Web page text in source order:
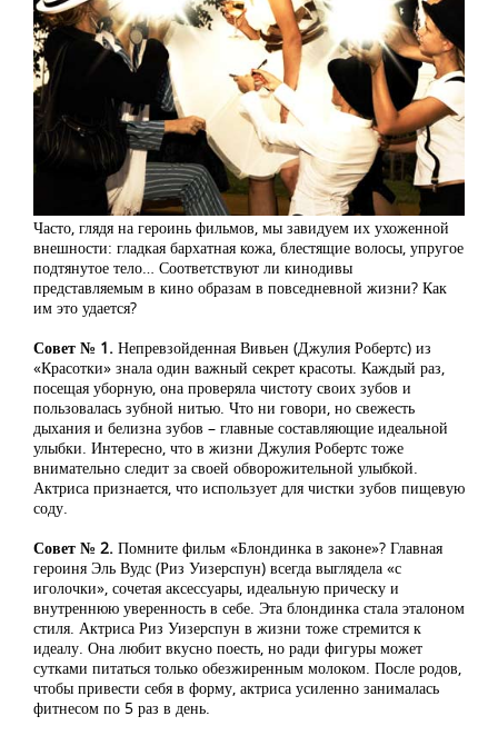
Часто, глядя на героинь фильмов, мы завидуем их ухоженной
внешности: гладкая бархатная кожа, блестящие волосы, упругое
подтянутое тело… Соответствуют ли кинодивы
представляемым в кино образам в повседневной жизни? Как
им это удается?
Совет № 1. Непревзойденная Вивьен (Джулия Робертс) из
«Красотки» знала один важный секрет красоты. Каждый раз,
посещая уборную, она проверяла чистоту своих зубов и
пользовалась зубной нитью. Что ни говори, но свежесть
дыхания и белизна зубов – главные составляющие идеальной
улыбки. Интересно, что в жизни Джулия Робертс тоже
внимательно следит за своей обворожительной улыбкой.
Актриса признается, что использует для чистки зубов пищевую
соду.
Совет № 2. Помните фильм «Блондинка в законе»? Главная
героиня Эль Вудс (Риз Уизерспун) всегда выглядела «с
иголочки», сочетая аксессуары, идеальную прическу и
внутреннюю уверенность в себе. Эта блондинка стала эталоном
стиля. Актриса Риз Уизерспун в жизни тоже стремится к
идеалу. Она любит вкусно поесть, но ради фигуры может
сутками питаться только обезжиренным молоком. После родов,
чтобы привести себя в форму, актриса усиленно занималась
фитнесом по 5 раз в день.